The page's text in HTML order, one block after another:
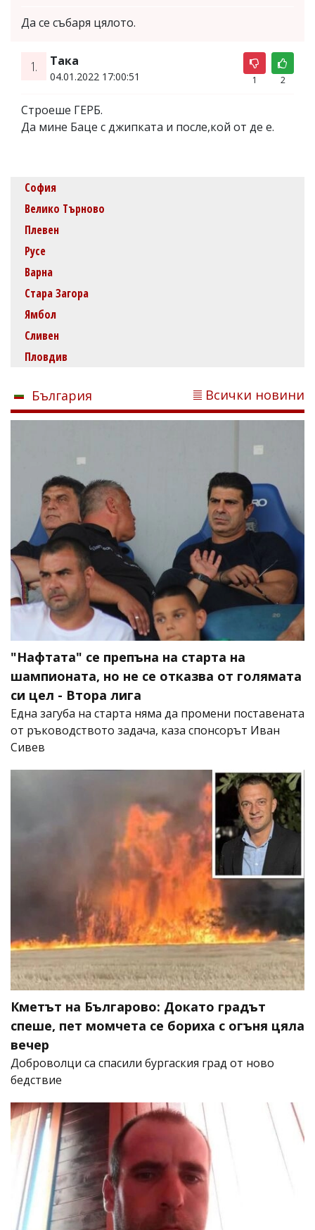
Да се събаря цялото.
1. Така
04.01.2022 17:00:51 1 2
Строеше ГЕРБ.
Да мине Баце с джипката и после,кой от де е.
София
Велико Търново
Плевен
Русе
Варна
Стара Загора
Ямбол
Сливен
Пловдив
България Всички новини
"Нафтата" се препъна на старта на
шампионата, но не се отказва от голямата
си цел - Втора лига
Една загуба на старта няма да промени поставената
от ръководството задача, каза спонсорът Иван
Сивев
Кметът на Българово: Докато градът
спеше, пет момчета се бориха с огъня цяла
вечер
Доброволци са спасили бургаския град от ново
бедствие